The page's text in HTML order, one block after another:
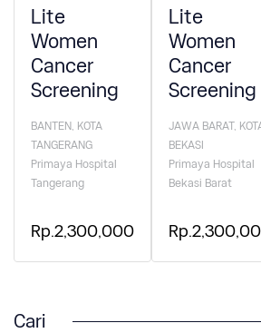
Lite
Women
Cancer
Screening
BANTEN, KOTA
TANGERANG
Primaya Hospital
Tangerang
Rp.2,300,000
Lite
Women
Cancer
Screening
JAWA BARAT,
BEKASI
Primaya Hospital
Bekasi Barat
Cari